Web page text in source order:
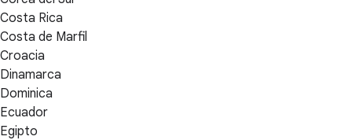
Costa Rica
Costa de Marfil
Croacia
Dinamarca
Dominica
Ecuador
Egipto